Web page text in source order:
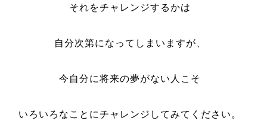
それをチャレンジするかは
自分次第になってしまいますが、
今自分に将来の夢がない人こそ
いろいろなことにチャレンジしてみてください。